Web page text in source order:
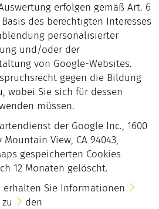
erfolgen gemäß Art. 6
Basis des berechtigten Interesses
personalisierter
und/oder der
von Google-Websites.
gegen die Bildung
wobei Sie sich für dessen
müssen.
der Google Inc., 1600
View, CA 94043,
gespeicherten Cookies
12 Monaten gelöscht.
erhalten Sie Informationen
den